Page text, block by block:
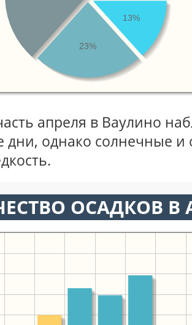
13%
23%
апреля в Ваулино
дни, однако солнечные
ОСАДКОВ В